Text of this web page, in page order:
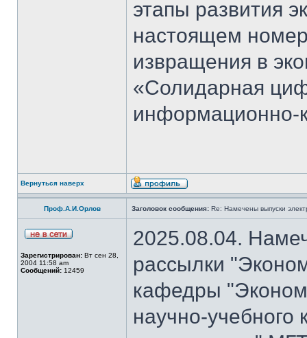
этапы развития
настоящем
извращения в
«Солидарная
информационно-
Вернуться наверх
Проф.А.И.Орлов Заголовок сообщения: Re: Намечены выпуски
Зарегистрирован: Вт сен 28,
2004 11:58 am
Сообщений: 12459
2025.08.04.
рассылки
кафедры
научно-